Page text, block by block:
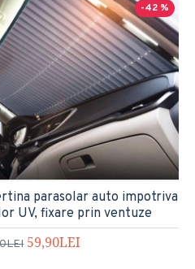
-42 %
parasolar auto impotriva
UV, fixare prin ventuze
59,90LEI